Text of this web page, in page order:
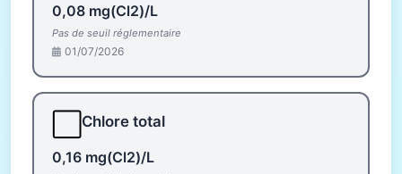
0,08 mg(Cl2)/L
Pas de seuil réglementaire
01/07/2026
Chlore total
0,16 mg(Cl2)/L